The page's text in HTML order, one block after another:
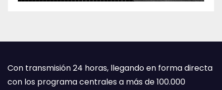
Con transmisión 24 horas, llegando en forma directa
con los programa centrales a más de 100.000